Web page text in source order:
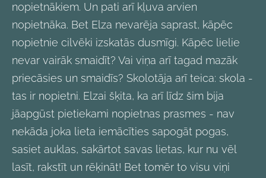
nopietnākiem. Un pati arī kļuva arvien
nopietnāka. Bet Elza nevarēja saprast, kāpēc
nopietnie cilvēki izskatās dusmīgi. Kāpēc lielie
nevar vairāk smaidīt? Vai viņa arī tagad mazāk
priecāsies un smaidīs? Skolotāja arī teica: skola -
tas ir nopietni. Elzai šķita, ka arī līdz šim bija
jāapgūst pietiekami nopietnas prasmes - nav
nekāda joka lieta iemācīties sapogāt pogas,
sasiet auklas, sakārtot savas lietas, kur nu vēl
lasīt, rakstīt un rēķināt! Bet tomēr to visu viņi